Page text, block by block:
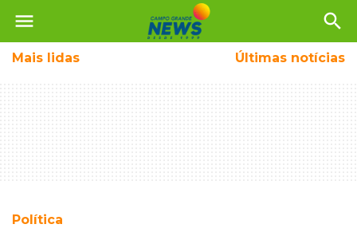
menu search
Mais lidas Últimas notícias
Política